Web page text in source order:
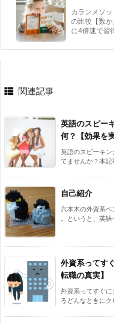
カランメソ
の比較【数
に4倍速で習
関連記事
英語のスピー
何？【効果を
英語のスピーキ
てませんか？本
自己紹介
六本木の外資系
。というと、英語
外資系ってす
転職の真実】
外資系ってすぐ
るどんなときに